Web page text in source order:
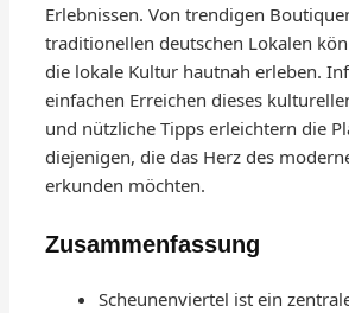
Erlebnissen. Von trendigen
traditionellen deutschen Lokalen
die lokale Kultur hautnah erleben.
einfachen Erreichen dieses
und nützliche Tipps erleichtern die
diejenigen, die das Herz des
erkunden möchten.
Zusammenfassung
Scheunenviertel ist ein